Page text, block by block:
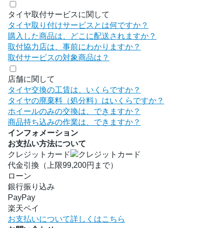
タイヤ取付サービスに関して
タイヤ取り付けサービスとは何ですか？
購入した商品は、どこに配送されますか？
取付協力店は、事前にわかりますか？
取付サービスの対象商品は？
店舗に関して
タイヤ交換の工賃は、いくらですか？
タイヤの廃棄料（処分料）はいくらですか？
ホイールのみの交換は、できますか？
商品持ち込みの作業は、できますか？
インフォメーション
お支払い方法について
クレジットカード
代金引換（上限99,200円まで）
ローン
銀行振り込み
PayPay
楽天ペイ
お支払いについて詳しくはこちら